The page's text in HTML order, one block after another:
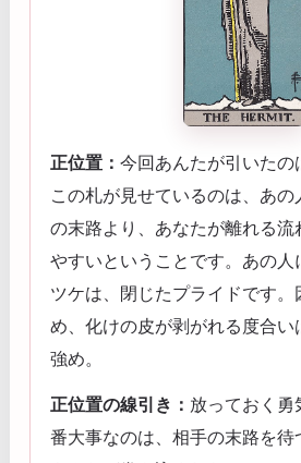
正位置： 今回あんたが引いたの
この札が見せているのは、あ
の末路より、あなたが離れる流
やすいということです。あの人
ツケは、閉じたプライドです。
め、化けの皮が剥がれる度合い
強め。
正位置の線引き： 放っておく勇
番大事なのは、相手の末路を待